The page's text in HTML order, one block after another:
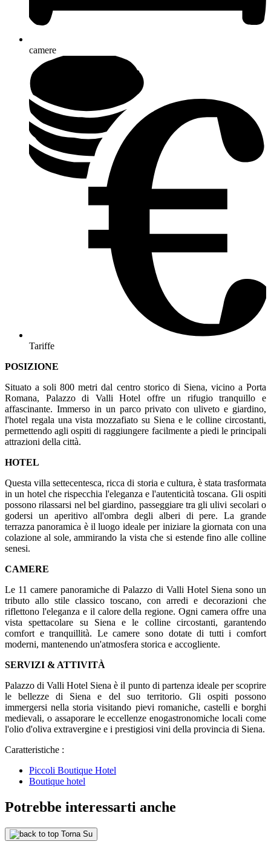
camere
Tariffe
POSIZIONE
Situato a soli 800 metri dal centro storico di Siena, vicino a Porta
Romana, Palazzo di Valli Hotel offre un rifugio tranquillo e
affascinante. Immerso in un parco privato con uliveto e giardino,
l'hotel regala una vista mozzafiato su Siena e le colline circostanti,
permettendo agli ospiti di raggiungere facilmente a piedi le principali
attrazioni della città.
HOTEL
Questa villa settecentesca, ricca di storia e cultura, è stata trasformata
in un hotel che rispecchia l'eleganza e l'autenticità toscana. Gli ospiti
possono rilassarsi nel bel giardino, passeggiare tra gli ulivi secolari o
godersi un aperitivo all'ombra degli alberi di pere. La grande
terrazza panoramica è il luogo ideale per iniziare la giornata con una
colazione al sole, ammirando la vista che si estende fino alle colline
senesi.
CAMERE
Le 11 camere panoramiche di Palazzo di Valli Hotel Siena sono un
tributo allo stile classico toscano, con arredi e decorazioni che
riflettono l'eleganza e il calore della regione. Ogni camera offre una
vista spettacolare su Siena e le colline circostanti, garantendo
comfort e tranquillità. Le camere sono dotate di tutti i comfort
moderni, mantenendo un'atmosfera storica e accogliente.
SERVIZI & ATTIVITÀ
Palazzo di Valli Hotel Siena è il punto di partenza ideale per scoprire
le bellezze di Siena e del suo territorio. Gli ospiti possono
immergersi nella storia visitando pievi romaniche, castelli e borghi
medievali, o assaporare le eccellenze enogastronomiche locali come
l'olio d'oliva extravergine e i prestigiosi vini della provincia di Siena.
Caratteristiche :
Piccoli Boutique Hotel
Boutique hotel
Potrebbe interessarti anche
Torna Su